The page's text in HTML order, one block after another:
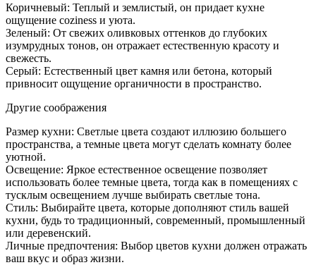
Коричневый: Теплый и землистый, он придает кухне
ощущение coziness и уюта.
Зеленый: От свежих оливковых оттенков до глубоких
изумрудных тонов, он отражает естественную красоту и
свежесть.
Серый: Естественный цвет камня или бетона, который
привносит ощущение органичности в пространство.
Другие соображения
Размер кухни: Светлые цвета создают иллюзию большего
пространства, а темные цвета могут сделать комнату более
уютной.
Освещение: Яркое естественное освещение позволяет
использовать более темные цвета, тогда как в помещениях с
тусклым освещением лучше выбирать светлые тона.
Стиль: Выбирайте цвета, которые дополняют стиль вашей
кухни, будь то традиционный, современный, промышленный
или деревенский.
Личные предпочтения: Выбор цветов кухни должен отражать
ваш вкус и образ жизни.